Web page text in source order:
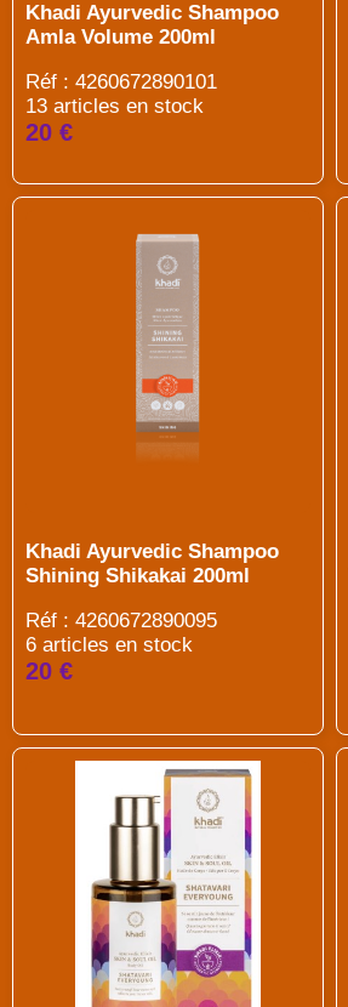
Khadi Ayurvedic Shampoo
Amla Volume 200ml
Réf : 4260672890101
13 articles en stock
20 €
Khadi Ayurvedic Shampoo
Shining Shikakai 200ml
Réf : 4260672890095
6 articles en stock
20 €